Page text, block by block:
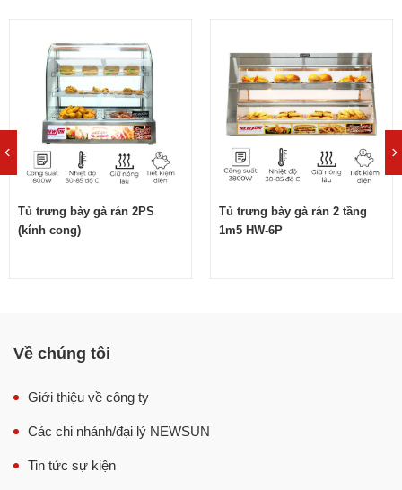
Tủ giữ nóng thực phẩm 838-3 thiết kế dạng khối kín với 2
mặt kính và 2 mặt dùng nhựa mica trong suốt. Song song
với đó là khung thân đen bóng không những làm tăng
tính thẩm mỹ cho tủ, mà còn giúp không gian cửa hàng
thêm phần hiện đại và chuyên nghiệp hơn.
Trong tủ được trang bị 2 tầng khay rộng rãi, khoảng cách
giữa các khay được tính toán hợp lý để tận dụng tối đa
Tủ trưng bày gà rán 2PS
(kính cong)
Tủ trưng bày gà rán 2 tầng
1m5 HW-6P
Về chúng tôi
Giới thiệu về công ty
Các chi nhánh/đại lý NEWSUN
Tin tức sự kiện